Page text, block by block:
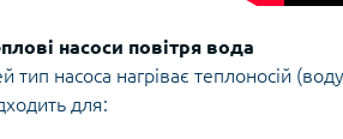
насоси повітря вода
тип насоса нагріває теплоносій
для: